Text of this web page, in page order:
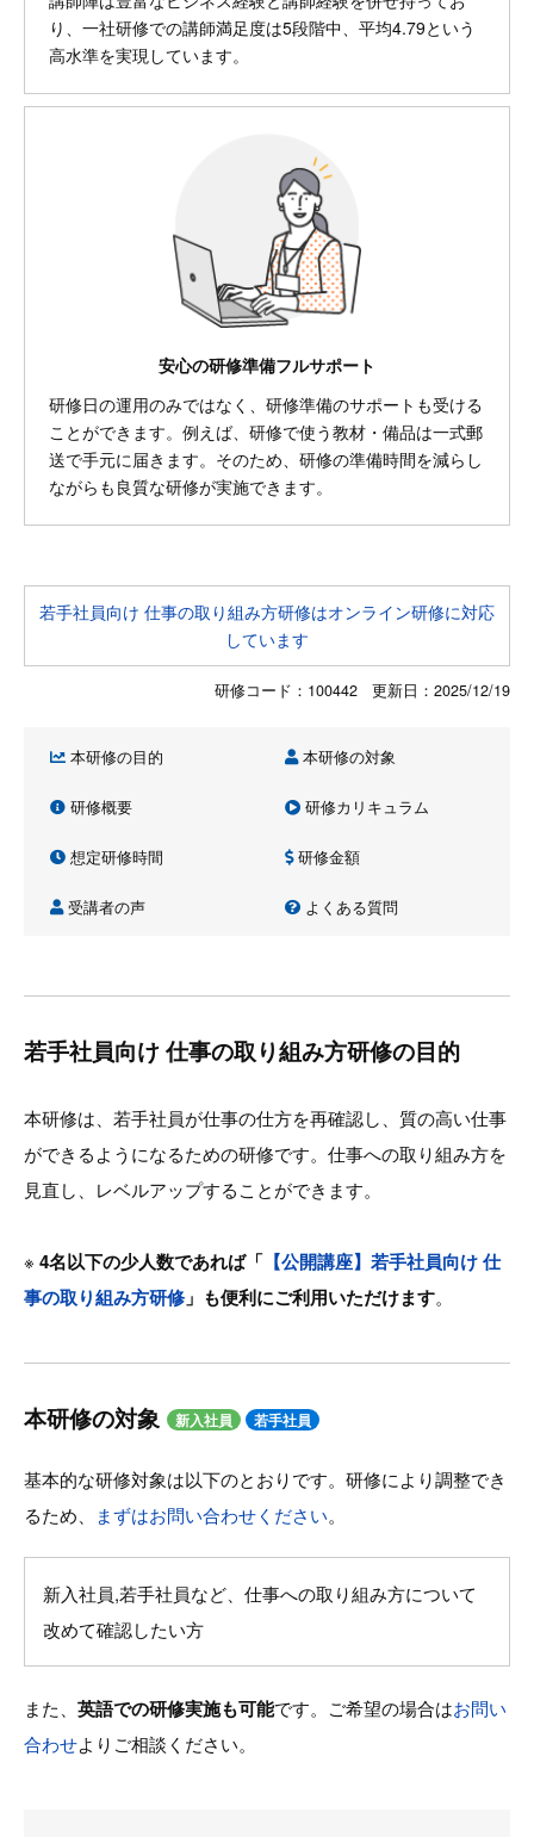
り、一社研修での講師満足度は5段階中、平均4.79という
高水準を実現しています。
安心の研修準備フルサポート
研修日の運用のみではなく、研修準備のサポートも受ける
ことができます。例えば、研修で使う教材・備品は一式郵
送で手元に届きます。そのため、研修の準備時間を減らし
ながらも良質な研修が実施できます。
若手社員向け 仕事の取り組み方研修はオンライン研修に対応
しています
研修コード：100442 更新日： 2025/12/19
本研修の目的 本研修の対象
研修概要 研修カリキュラム
想定研修時間 研修金額
受講者の声 よくある質問
若手社員向け 仕事の取り組み方研修の目的
本研修は、若手社員が仕事の仕方を再確認し、質の高い仕事
ができるようになるための研修です。仕事への取り組み方を
見直し、レベルアップすることができます。
※ 4名以下の少人数であれば「 【公開講座】若手社員向け 仕
事の取り組み方研修」も便利にご利用いただけます。
本研修の対象 新入社員 若手社員
基本的な研修対象は以下のとおりです。研修により調整でき
るため、
まずはお問い合わせください。
新入社員,若手社員など、仕事への取り組み方について
改めて確認したい方
また、 英語での研修実施も可能です。ご希望の場合はお問い
合わせよりご相談ください。